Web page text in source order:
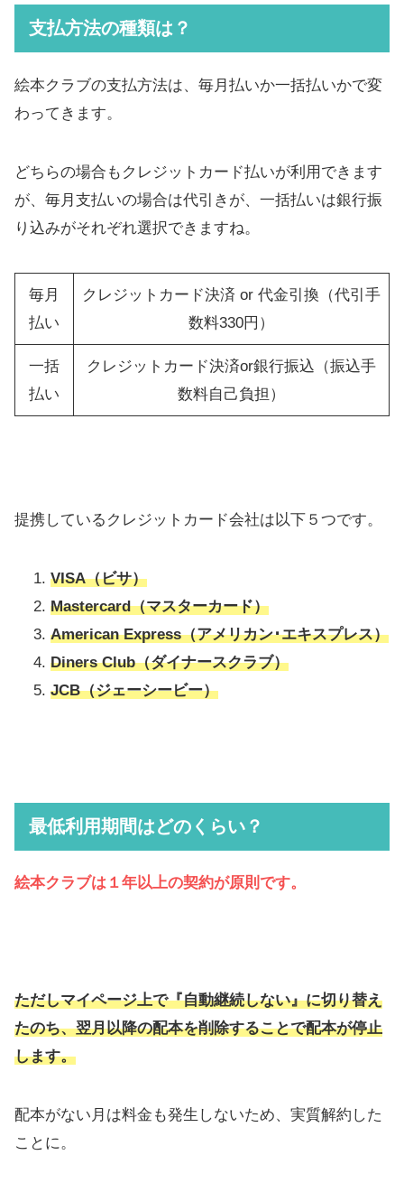
支払方法の種類は？
絵本クラブの支払方法は、毎月払いか一括払いかで変
わってきます。
どちらの場合もクレジットカード払いが利用できます
が、毎月支払いの場合は代引きが、一括払いは銀行振
り込みがそれぞれ選択できますね。
毎月
払い
クレジットカード決済 or 代金引換（代引手
数料330円）
一括
払い
クレジットカード決済or銀行振込（振込手
数料自己負担）
提携しているクレジットカード会社は以下５つです。
VISA（ビサ）
Mastercard（マスターカード）
American Express（アメリカン･エキスプレス）
Diners Club（ダイナースクラブ）
JCB（ジェーシービー）
最低利用期間はどのくらい？
絵本クラブは１年以上の契約が原則です。
ただしマイページ上で『自動継続しない』に切り替え
たのち、翌月以降の配本を削除することで配本が停止
します。
配本がない月は料金も発生しないため、実質解約した
ことに。